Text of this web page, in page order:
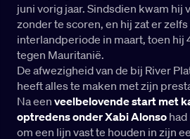
juni vorig jaar. Sindsdien kwam hij
zonder te scoren, en hij zat er
interlandperiode in maart, toen hij
tegen Mauritanië.
De afwezigheid van de bij River
heeft alles te maken met zijn
Na een veelbelovende start met
optredens onder Xabi Alonso
om een lijn vast te houden in zijn